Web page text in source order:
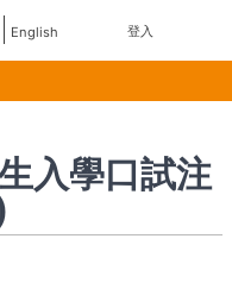
使
帳
登入
English
入學口試注